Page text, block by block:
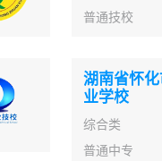
普通技校
湖南省怀
业学校
综合类
普通中专